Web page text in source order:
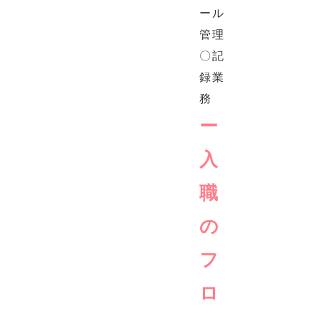
ール
管理
〇記
録業
務
ー
入
職
の
フ
ロ